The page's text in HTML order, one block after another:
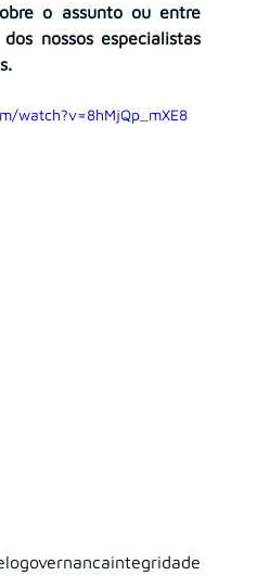
o assunto ou entre
nossos especialistas
watch?v=8hMjQp_mXE8